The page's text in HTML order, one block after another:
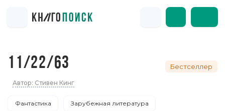
11/22/63 Бестселлер
Автор: Стивен Кинг
Фантастика Зарубежная литература